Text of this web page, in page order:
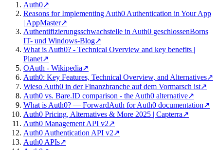
Auth0↗
Reasons for Implementing Auth0 Authentication in Your App
| AppMaster↗
Authentifizierungsschwachstelle in Auth0 geschlossenBorns
IT- und Windows-Blog↗
What is Auth0? - Technical Overview and key benefits |
Planet↗
OAuth - Wikipedia↗
Auth0: Key Features, Technical Overview, and Alternatives↗
Wieso Auth0 in der Finanzbranche auf dem Vormarsch ist↗
Auth0 vs. Bare.ID comparison - the Auth0 alternative↗
What is Auth0? — ForwardAuth for Auth0 documentation↗
Auth0 Pricing, Alternatives & More 2025 | Capterra↗
Auth0 Management API v2↗
Auth0 Authentication API v2↗
Auth0 APIs↗